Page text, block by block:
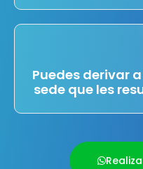
Puedes derivar
sede que les